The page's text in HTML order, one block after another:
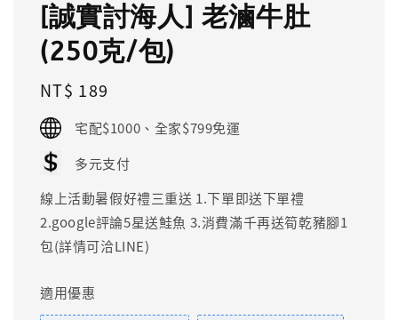
[誠實討海人] 老滷牛肚
(250克/包)
Regular
price
NT$ 189
宅配$1000、全家$799免運
多元支付
線上活動暑假好禮三重送 1.下單即送下單禮
2.google評論5星送鮭魚 3.消費滿千再送筍乾豬腳1
包(詳情可洽LINE)
適用優惠